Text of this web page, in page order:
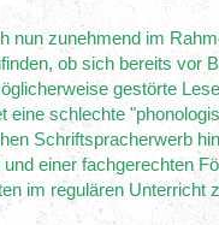
nun zunehmend im
ob sich bereits vor
gestörte
eine schlechte
Schriftspracherwerb
einer fachgerechten
im regulären